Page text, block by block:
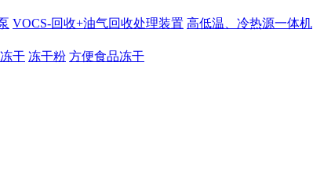
VOCS-回收+油气回收处理装置 高低温、冷热源一体机
干 冻干粉 方便食品冻干